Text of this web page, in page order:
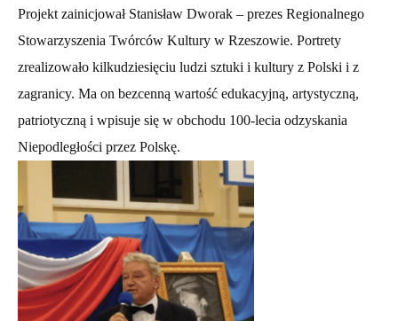
Projekt zainicjował Stanisław Dworak – prezes Regionalnego
Stowarzyszenia Twórców Kultury w Rzeszowie. Portrety
zrealizowało kilkudziesięciu ludzi sztuki i kultury z Polski i z
zagranicy. Ma on bezcenną wartość edukacyjną, artystyczną,
patriotyczną i wpisuje się w obchodu 100-lecia odzyskania
Niepodległości przez Polskę.